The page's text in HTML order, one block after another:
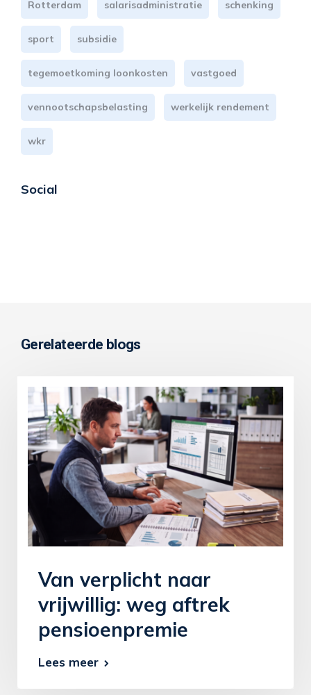
Rotterdam salarisadministratie schenking
sport subsidie
tegemoetkoming loonkosten vastgoed
vennootschapsbelasting werkelijk rendement
wkr
Social
Gerelateerde blogs
Van verplicht naar
vrijwillig: weg aftrek
pensioenpremie
Lees meer